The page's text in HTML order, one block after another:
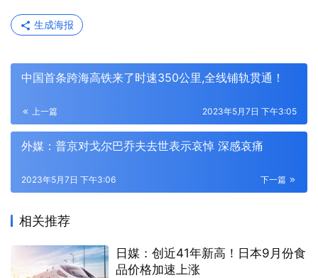
生成海报
中国首条跨海高铁来了时速350公里,全线铺轨贯通！
上一篇 2023年5月7日 下午3:05
外媒：普京对戈尔巴乔夫去世表示哀悼 深感哀痛
下一篇
2023年5月7日 下午3:06
相关推荐
日媒：创近41年新高！日本9月份食
品价格加速上涨